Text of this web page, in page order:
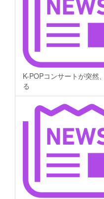
K-POPコンサートが突然
る